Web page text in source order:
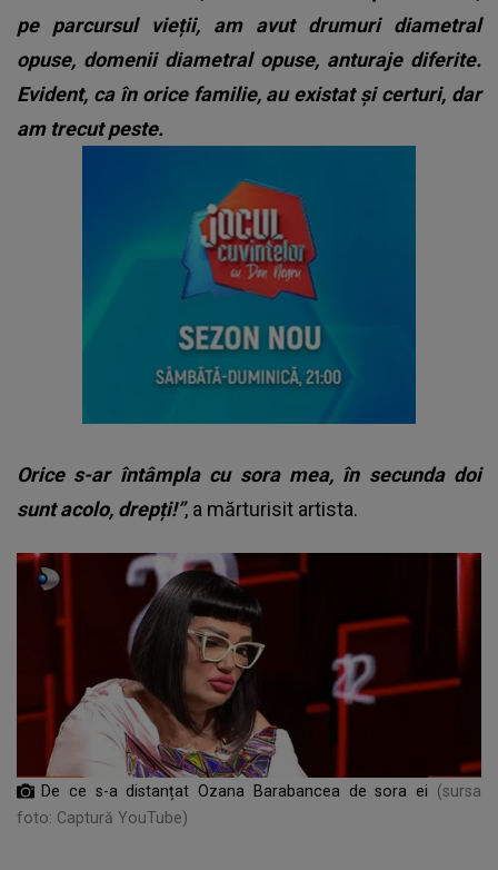
pe parcursul vieții, am avut drumuri diametral
opuse, domenii diametral opuse, anturaje diferite.
Evident, ca în orice familie, au existat și certuri, dar
am trecut peste.
Orice s-ar întâmpla cu sora mea, în secunda doi
sunt acolo, drepți!”, a mărturisit artista.
De ce s-a distanțat Ozana Barabancea de sora ei
(sursa
foto: Captură YouTube)